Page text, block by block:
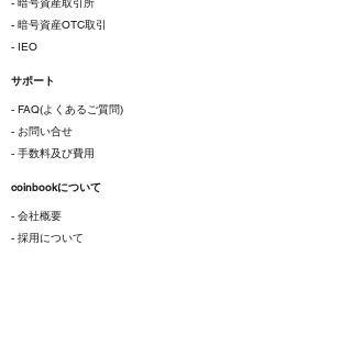
- 暗号資産OTC取引
- IEO
サポート
- FAQ(よくあるご質問)
- お問い合せ
- 手数料及び費用
coinbookについて
- 会社概要
- 採用について